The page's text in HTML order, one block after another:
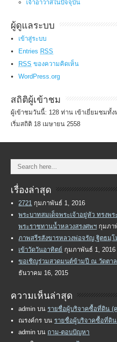
เจ้าอาวาสในปัจจุบัน
ผู้ดูแลระบบ
เข้าสู่ระบบ
Entries RSS
RSS ของความคิดเห็น
WordPress.org
สถิติผู้เข้าชม
ผู้เข้าชมวันนี้: 128 ท่าน เข้าเยี่ยมชมทั้
เริ่มสถิติ 18 เมษายน 2558
เรื่องล่าสุด
2721 กุมภาพันธ์ 1, 2016
พระบาทสมเด็จพระเจ้าอยู่หัว ทรงพ
พระราชทานน้ำหลวงสรงศพฯ กุมภา
ภาพสรีรสังขารหลวงพ่อจรัญ ฐิตธมฺโ
เข้าวัดวันอาทิตย์ กุมภาพันธ์ 1, 2016
ขอเชิญร่วมสวดมนต์ข้ามปี ณ วัดตา
ธันวาคม 16, 2015
ความเห็นล่าสุด
admin บนรายชื่อผู้บริจาคซื้อที่ดิน (
ณรงค์กร บนรายชื่อผู้บริจาคซื้อที่ดิ
admin บน ถาม-ตอบปัญหา